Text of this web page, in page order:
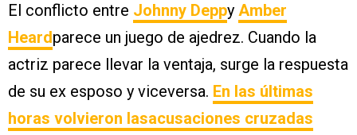
El conflicto entre Johnny Deppy Amber
Heardparece un juego de ajedrez. Cuando la
actriz parece llevar la ventaja, surge la respuesta
de su ex esposo y viceversa. En las últimas
horas volvieron lasacusaciones cruzadas